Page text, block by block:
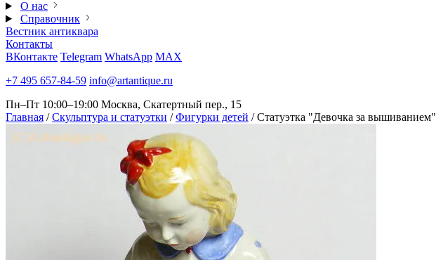
О нас
Справочник
Вестник антиквара
Контакты
ВКонтакте Telegram WhatsApp MAX
+7 495 657-84-59 info@artantique.ru
Пн–Пт 10:00–19:00 Москва, Скатертный пер., 15
Главная / Скульптура и статуэтки / Фигурки детей / Статуэтка "Девочка за вышиванием"